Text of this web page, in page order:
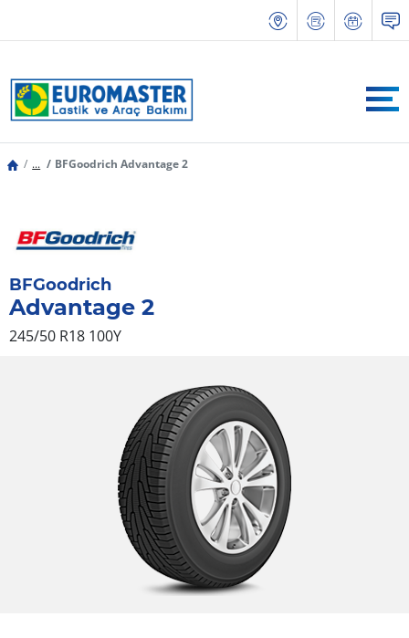
... BFGoodrich Advantage 2
BFGoodrich
Advantage 2
245/50 R18 100Y